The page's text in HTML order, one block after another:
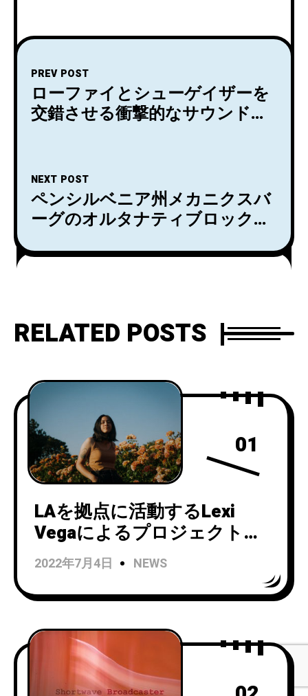
PREV POST
ローファイとシューゲイザーを
交錯させる衝撃的なサウンドで
ー・アルバムから新曲
「Intake」を公開！日本盤の解
説・歌詞対訳はLuby Sparksの加
藤夏樹が担当している。
NEXT POST
ペンシルベニア州メカニクスバ
ーグのオルタナティブロック・
ーアルバム『an eeriness to
RELATED POSTS
01
LAを拠点に活動するLexi
Vegaによるプロジェクト
Mini Trees(ミニ・トゥリー
ズ)がRun For Cover Records
と契約し、デビュー・アルバ
9/22にリリース！
2022年7月4日 NEWS